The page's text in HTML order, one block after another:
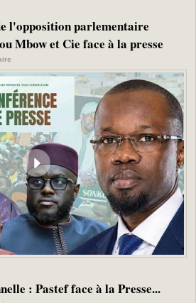
l'opposition parlementaire
Mbow et Cie face à la presse
: Pastef face à la Presse...